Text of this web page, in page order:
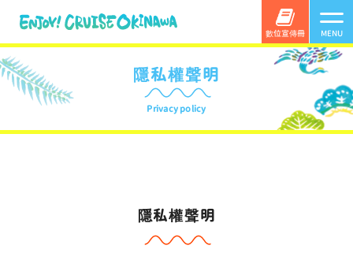
數位宣傳冊 MENU
隱私權聲明
Privacy policy
隱私權聲明